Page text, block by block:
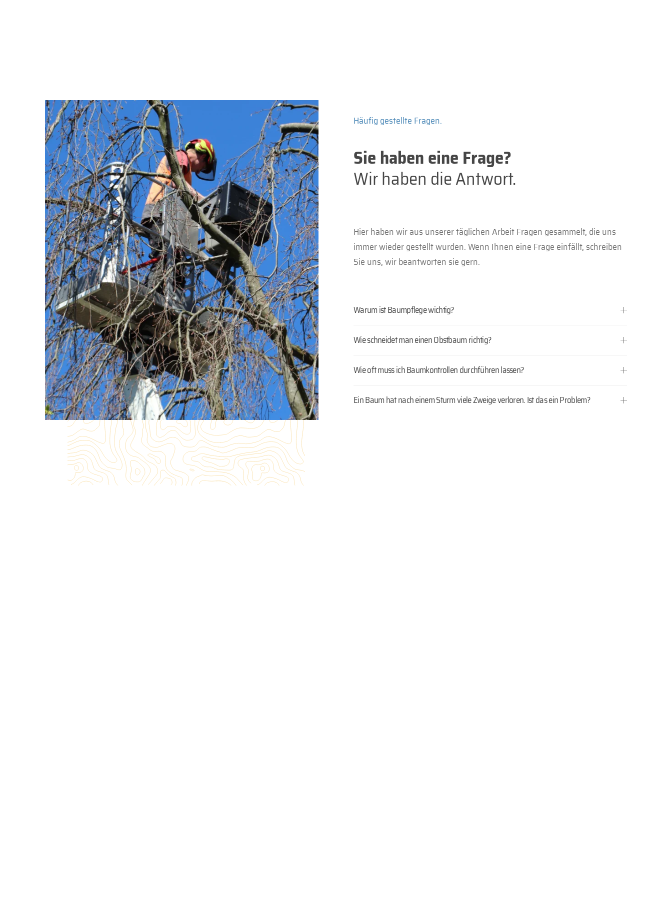
Häufig gestellte Fragen.
Sie haben eine Frage?
Wir haben die Antwort.
Hier haben wir aus unserer täglichen Arbeit Fragen gesammelt, die uns
immer wieder gestellt wurden. Wenn Ihnen eine Frage einfällt, schreiben
Sie uns, wir beantworten sie gern.
Warum ist Baumpflege wichtig?
Wie schneidet man einen Obstbaum richtig?
Wie oft muss ich Baumkontrollen durchführen lassen?
Ein Baum hat nach einem Sturm viele Zweige verloren. Ist das ein Problem?